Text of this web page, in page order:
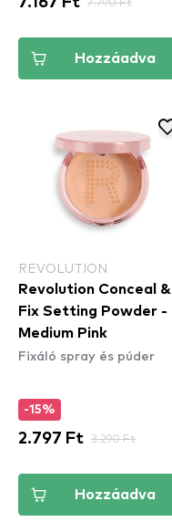
Hozzáadva
REVOLUTION
Revolution Conceal &
Fix Setting Powder -
Medium Pink
Fixáló spray és púder
-15%
2.797 Ft 3.290 Ft
Hozzáadva